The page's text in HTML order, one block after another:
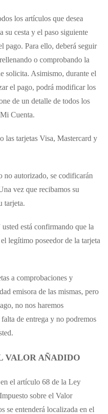
los artículos que desea
su cesta y el paso siguiente
pago. Para ello, deberá seguir
o comprobando la
solicita. Asimismo, durante el
el pago, podrá modificar los
de un detalle de todos los
Cuenta.
las tarjetas Visa, Mastercard y
no autorizado, se codificarán
vez que recibamos su
tarjeta.
está confirmando que la
legítimo poseedor de la tarjeta
a comprobaciones y
emisora de las mismas, pero
no nos haremos
de entrega y no podremos
VALOR AÑADIDO
el artículo 68 de la Ley
sobre el Valor
se entenderá localizada en el